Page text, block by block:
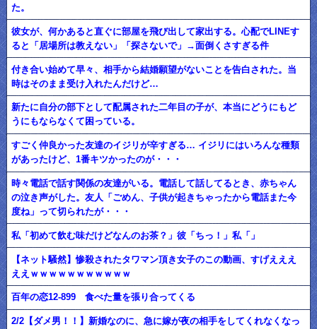
た。
彼女が、何かあると直ぐに部屋を飛び出して家出する。心配でLINEす
ると「居場所は教えない」「探さないで」→面倒くさすぎる件
付き合い始めて早々、相手から結婚願望がないことを告白された。当
時はそのまま受け入れたんだけど…
新たに自分の部下として配属された二年目の子が、本当にどうにもど
うにもならなくて困っている。
すごく仲良かった友達のイジリが辛すぎる… イジリにはいろんな種類
があったけど、1番キツかったのが・・・
時々電話で話す関係の友達がいる。電話して話してるとき、赤ちゃん
の泣き声がした。友人「ごめん、子供が起きちゃったから電話また今
度ね」って切られたが・・・
私「初めて飲む味だけどなんのお茶？」彼「ちっ！」私「」
【ネット騒然】惨殺されたタワマン頂き女子のこの動画、すげえええ
ええｗｗｗｗｗｗｗｗｗｗｗ
百年の恋12-899 食べた量を張り合ってくる
2/2【ダメ男！！】新婚なのに、急に嫁が夜の相手をしてくれなくなっ